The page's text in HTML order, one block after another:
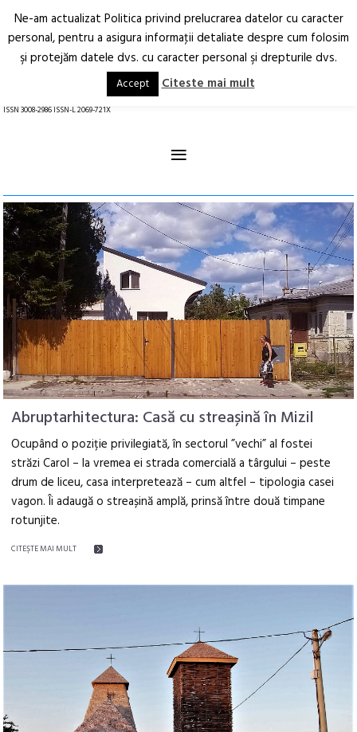
Arhitectură.
Oraș.
RO EN
ISSN 3008-2986 ISSN-L 2069-721X
≡
Abruptarhitectura: Casă cu streașină în Mizil
Ocupând o poziție privilegiată, în sectorul ”vechi” al fostei
străzi Carol – la vremea ei strada comercială a târgului – peste
drum de liceu, casa interpretează – cum altfel – tipologia casei
vagon. Îi adaugă o streașină amplă, prinsă între două timpane
rotunjite.
CITEŞTE MAI MULT
Ne-am actualizat Politica privind prelucrarea datelor cu caracter
personal, pentru a asigura informaţii detaliate despre cum folosim
şi protejăm datele dvs. cu caracter personal şi drepturile dvs.
Accept Citeste mai mult